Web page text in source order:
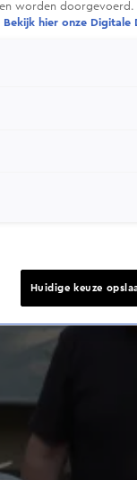
worden doorgevoerd.
Bekijk hier onze Digitale
Huidige keuze